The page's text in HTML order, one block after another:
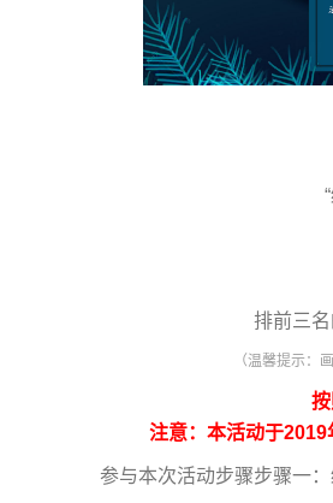
排前三
（温馨提示：
注意：本活动于2019
参与本次活动步骤步骤一